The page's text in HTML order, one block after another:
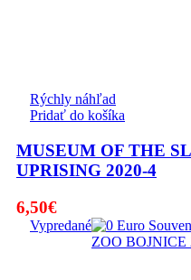
Rýchly náhľad
Pridať do košíka
MUSEUM OF THE
UPRISING 2020-4
6,50€
Vypredané